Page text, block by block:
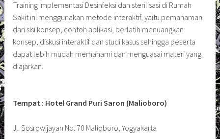
Training Implementasi Desinfeksi dan sterilisasi di Rumah
Sakit ini menggunakan metode interaktif, yaitu pemahaman
dari sisi konsep, contoh aplikasi, berlatih menuangkan
konsep, diskusi interaktif dan studi kasus sehingga peserta
dapat lebih mudah memahami dan menguasai materi yang
diajarkan.
Tempat : Hotel Grand Puri Saron (Malioboro)
Jl. Sosrowijayan No. 70 Malioboro, Yogyakarta